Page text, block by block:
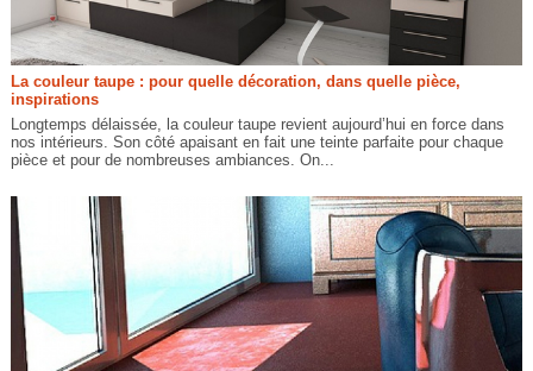
La couleur taupe : pour quelle décoration, dans quelle pièce,
inspirations
Longtemps délaissée, la couleur taupe revient aujourd’hui en force dans
nos intérieurs. Son côté apaisant en fait une teinte parfaite pour chaque
pièce et pour de nombreuses ambiances. On...